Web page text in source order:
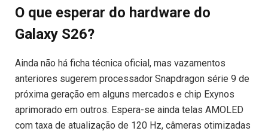
O que esperar do hardware do
Galaxy S26?
Ainda não há ficha técnica oficial, mas vazamentos
anteriores sugerem processador Snapdragon série 9 de
próxima geração em alguns mercados e chip Exynos
aprimorado em outros. Espera-se ainda telas AMOLED
com taxa de atualização de 120 Hz, câmeras otimizadas